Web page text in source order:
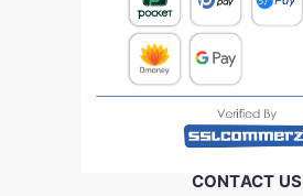
CONTACT US